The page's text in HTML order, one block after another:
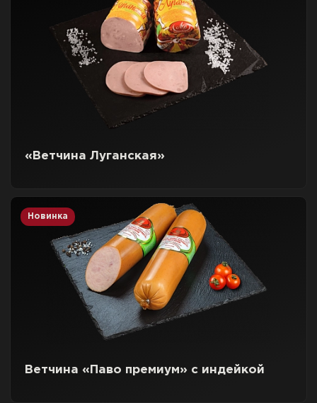
«Ветчина Луганская»
Новинка
Ветчина «Паво премиум» с индейкой